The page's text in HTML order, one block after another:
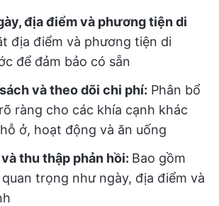
địa điểm và phương tiện di
địa điểm và phương tiện di
để đảm bảo có sẵn
và theo dõi chi phí: Phân bổ
ràng cho các khía cạnh khác
ở, hoạt động và ăn uống
thu thập phản hồi: Bao gồm
trọng như ngày, địa điểm và